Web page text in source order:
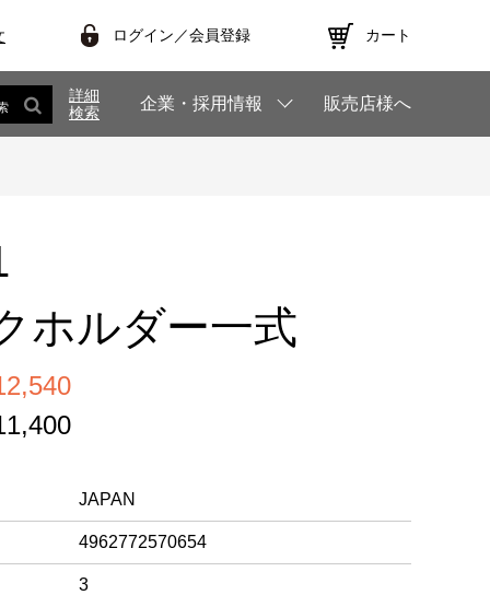
ログイン／会員登録 カート
詳細
検索
企業・採用情報 販売店様へ
ホルダー一式
JAPAN
4962772570654
3